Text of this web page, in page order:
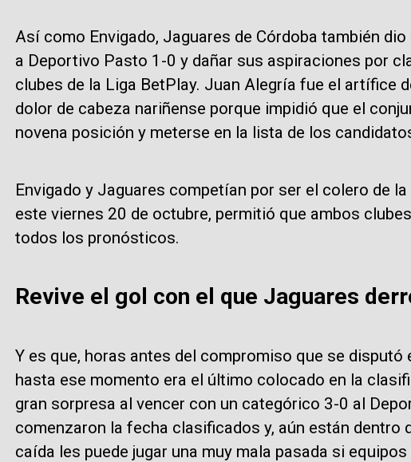
Así como Envigado, Jaguares de Córdoba también
a Deportivo Pasto 1-0 y dañar sus aspiraciones por
clubes de la Liga BetPlay. Juan Alegría fue el artífice
dolor de cabeza nariñense porque impidió que el
novena posición y meterse en la lista de los
Envigado y Jaguares competían por ser el colero de
este viernes 20 de octubre, permitió que ambos
todos los pronósticos.
Revive el gol con el que Jaguares
Y es que, horas antes del compromiso que se disputó
hasta ese momento era el último colocado en la
gran sorpresa al vencer con un categórico 3-0 al
comenzaron la fecha clasificados y, aún están dentro
caída les puede jugar una muy mala pasada si